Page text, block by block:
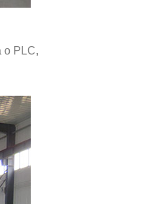
o PLC,